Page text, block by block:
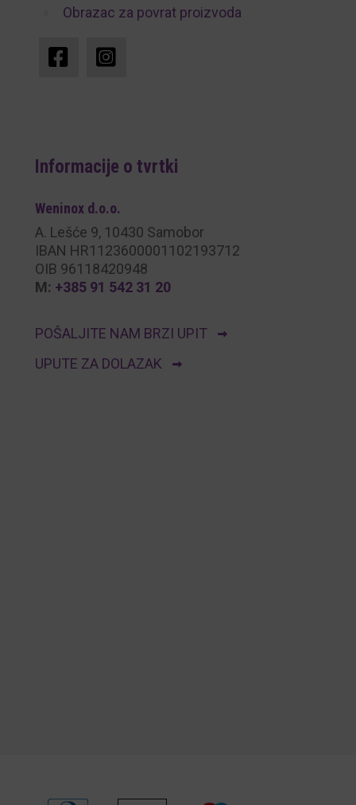
Obrazac za povrat proizvoda
Informacije o tvrtki
Weninox d.o.o.
A. Lešće 9, 10430 Samobor
IBAN HR1123600001102193712
OIB 96118420948
M: +385 91 542 31 20
POŠALJITE NAM BRZI UPIT
UPUTE ZA DOLAZAK